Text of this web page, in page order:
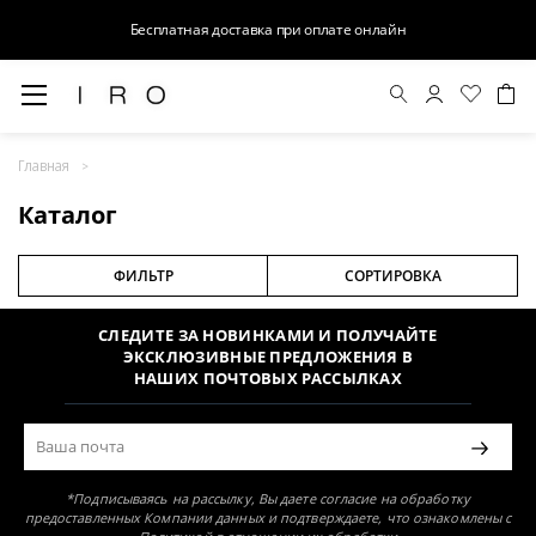
Бесплатная доставка при оплате онлайн
Главная
Каталог
ФИЛЬТР СОРТИРОВКА
Раздел не найден
СЛЕДИТЕ ЗА НОВИНКАМИ И ПОЛУЧАЙТЕ
ЭКСКЛЮЗИВНЫЕ ПРЕДЛОЖЕНИЯ В
НАШИХ ПОЧТОВЫХ РАССЫЛКАХ
*Подписываясь на рассылку, Вы даете согласие на обработку
предоставленных Компании данных и подтверждаете, что ознакомлены с